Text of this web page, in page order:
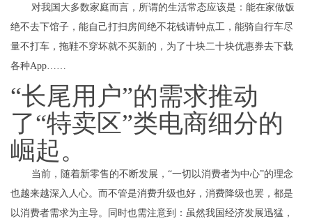
对我国大多数家庭而言，所谓的生活常态应该是：能在家做饭
绝不去下馆子，能自己打扫房间绝不花钱请钟点工，能骑自行车尽
量不打车，拖鞋不穿坏就不买新的，为了十块二十块优惠券去下载
各种App……
“长尾用户”的需求推动
了“特卖区”类电商细分的
崛起。
当前，随着新零售的不断发展，“一切以消费者为中心”的理念
也越来越深入人心。而不管是消费升级也好，消费降级也罢，都是
以消费者需求为主导。同时也需注意到：虽然我国经济发展迅猛，